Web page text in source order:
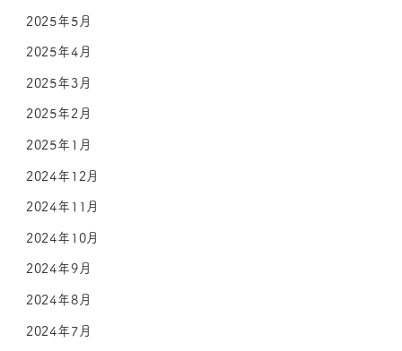
2025年5月
2025年4月
2025年3月
2025年2月
2025年1月
2024年12月
2024年11月
2024年10月
2024年9月
2024年8月
2024年7月